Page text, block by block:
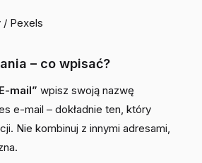
/ Pexels
– co wpisać?
mail” wpisz swoją nazwę
e-mail – dokładnie ten, który
Nie kombinuj z innymi adresami,